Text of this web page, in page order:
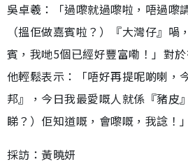
吳卓羲：「過嚟就過嚟啦，唔過嚟
（搵佢做嘉賓啦？）『大灣仔』喎
賓，我哋5個已經好豐富嘞！」對
他輕鬆表示：「唔好再提呢啲喇，
邦』，今日我最愛嘅人就係『豬皮
睇？）佢知道嘅，會嚟嘅，我諗！」
採訪：黃曉妍